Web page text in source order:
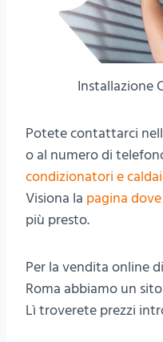
Installazione
Potete contattarci
o al numero di
condizionatori e
Visiona la pagina
più presto.
Per la vendita online
Roma abbiamo un
Lì troverete prezzi